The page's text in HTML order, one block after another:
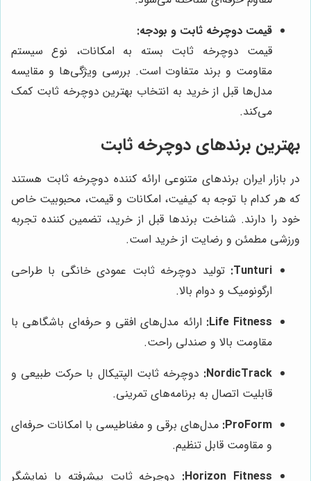
قیمت دوچرخه ثابت و بودجه:
قیمت دوچرخه ثابت بسته به امکانات، نوع سیستم
مقاومت و برند متفاوت است. بررسی ویژگی‌ها و مقایسه
مدل‌ها قبل از خرید به انتخاب بهترین دوچرخه ثابت کمک
می‌کند.
بهترین برندهای دوچرخه ثابت
در بازار ایران برندهای متنوعی ارائه کننده دوچرخه ثابت هستند
که هر کدام با توجه به کیفیت، امکانات و قیمت، محبوبیت خاص
خود را دارند. شناخت برندها قبل از خرید، تضمین کننده تجربه
ورزشی مطمئن و رضایت از خرید است.
Tunturi: تولید دوچرخه ثابت عمودی خانگی با طراحی
ارگونومیک و دوام بالا.
Life Fitness: ارائه مدل‌های افقی و حرفه‌ای باشگاهی با
مقاومت بالا و صندلی راحت.
NordicTrack: دوچرخه ثابت الپتیکال با حرکت طبیعی و
قابلیت اتصال به برنامه‌های تمرینی.
ProForm: مدل‌های برقی و مغناطیسی با امکانات حرفه‌ای
و مقاومت قابل تنظیم.
Horizon Fitness:
دوچرخه ثابت پیشرفته با نمایشگر